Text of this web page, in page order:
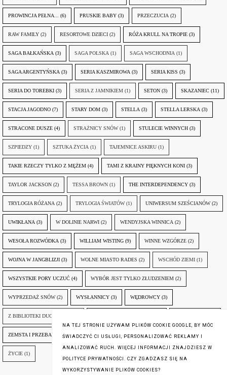
PROWINCJA PEŁNA... (6) PRUSKIE BABY (3) PRZECZUCIA (2)
RAW FAMILY (2) RESORTOWE DZIECI (2) RÓŻA KRULL NA TROPIE (3)
SAGA BAŁKAŃSKA (3) SAGA POLSKA (1) SAGA WSCHODNIA (1)
SAGA ARGENTYŃSKA (3) SERIA KASZMIROWA (3) SERIA KISS (3)
SERIA DO TOREBKI (3) SERIA Z JAMNIKIEM (1) SETON (3) SKAZANIEC (11)
STACJA JAGODNO (7) STARY DOM (3) STELLA (3) STELLA LERSKA (3)
STRACONE DUSZE (4) STRAŻNICY SNÓW (1) STULECIE WINNYCH (3)
SZPIEDZY (1) SZTUKA ŻYCIA (1) TAJEMNICE ASKIRU (1)
TAKIE RZECZY TYLKO Z MĘŻEM (4) TAMI Z KRAINY PIĘKNYCH KONI (3)
TAYLOR JACKSON (2) TESSA BROWN (1) THE INTERDEPENDENCY (3)
TRYLOGIA RÓŻANA (2) TRYLOGIA ŚWIATÓW (1) UNIWERSUM SZEŚCIANÓW (2)
UWIKŁANA (3) W DOLINIE NARWI (2) WENDYJSKA WINNICA (2)
WESOŁA ROZWÓDKA (3) WILLIAM WISTING (9) WINNE WZGÓRZE (2)
WOJNA W JANGBLIZJI (3) WOLNE MIASTO RADES (2) WSCHÓD ZIEMI (1)
WSZYSTKIE PORY UCZUĆ (4) WYBÓR JEST TYLKO ZŁUDZENIEM (2)
WYPRZEDAŻ SNÓW (2) WYSŁANNICY (3) WĘDROWCY (3)
Z BIBLIOTEKI DUCHA GÓR
ZEMSTA I PRZEBACZENIE (6) ŚLADY ZBRODNI (3) ŻYCIA W ŻYCIU (3)
ŻYCIE (1)
NA TEJ STRONIE UŻYWAM PLIKÓW COOKIE GOOGLE, BY MÓC
ŚWIADCZYĆ CI USŁUGI, PERSONALIZOWAĆ REKLAMY I
ANALIZOWAĆ RUCH. WIĘCEJ INFORMACJI ZNAJDZIESZ W
POLITYCE PRYWATNOŚCI. CZY ZGADZASZ SIĘ NA
WYKORZYSTYWANIE PLIKÓW COOKIES?